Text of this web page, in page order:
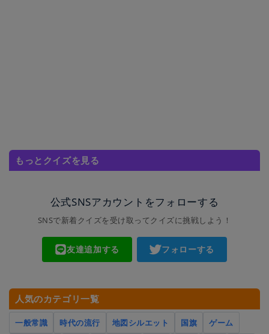
もっとクイズを見る
公式SNSアカウントをフォローする
SNSで新着クイズを受け取ってクイズに挑戦しよう！
友達追加する フォローする
人気のカテゴリ一覧
一般常識 時代の流行 地図シルエット 国旗
ゲーム